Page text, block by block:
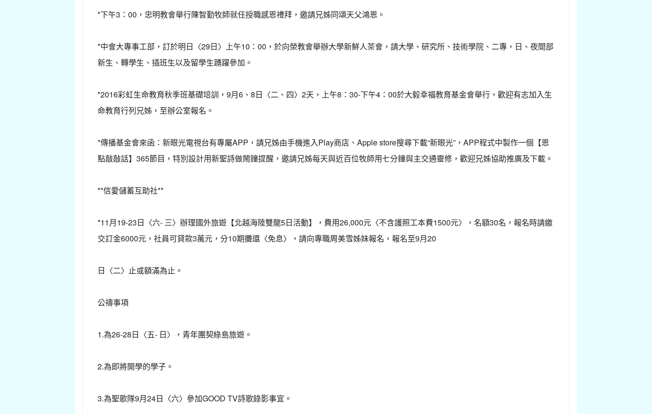
*下午3：00，忠明教會舉行陳智勤牧師就任授職感恩禮拜，邀請兄姊同頌天父鴻恩。
*中會大專事工部，訂於明日〈29日〉上午10：00，於向榮教會舉辦大學新鮮人茶會，請大學、研究所、技術學院、二專，日、夜間部
新生、轉學生、插班生以及留學生踴躍參加。
*2016彩虹生命教育秋季班基礎培訓，9月6、8日〈二、四〉2天，上午8：30-下午4：00於大毅幸福教育基金會舉行，歡迎有志加入生
命教育行列兄姊，至辦公室報名。
*傳播基金會來函：新眼光電視台有專屬APP，請兄姊由手機進入Play商店、Apple store搜尋下載“新眼光”，APP程式中製作一個【恩
點敲敲話】365節目，特別設計用新聖詩做鬧鐘提醒，邀請兄姊每天與近百位牧師用七分鐘與主交通靈修，歡迎兄姊協助推廣及下載。
**信愛儲蓄互助社**
*11月19-23日〈六- 三〉辦理國外旅遊【北越海陸雙龍5日活動】，費用26,000元〈不含護照工本費1500元〉，名額30名，報名時請繳
交訂金6000元，社員可貸款3萬元，分10期攤還〈免息〉，請向專職周美雪姊妹報名，報名至9月20
日〈二〉止或額滿為止。
公禱事項
1.為26-28日〈五- 日〉，青年團契綠島旅遊。
2.為即將開學的學子。
3.為聖歌隊9月24日〈六〉參加GOOD TV詩歌錄影事宜。